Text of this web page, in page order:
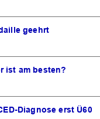
geehrt
ist am besten?
Diagnose erst Ü60